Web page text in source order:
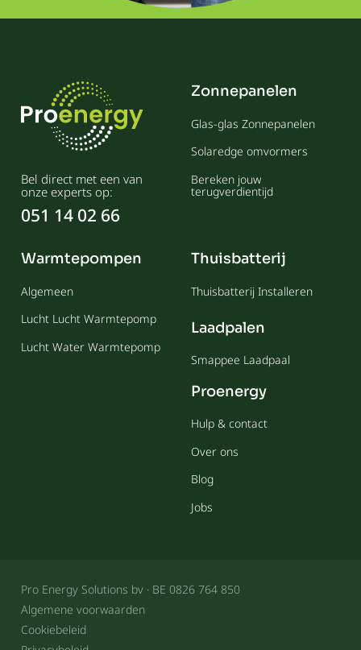
Bel direct met een van
onze experts op:
051 14 02 66
Zonnepanelen
Glas-glas Zonnepanelen
Solaredge omvormers
Bereken jouw
terugverdientijd
Warmtepompen
Algemeen
Lucht Lucht Warmtepomp
Lucht Water Warmtepomp
Thuisbatterij
Thuisbatterij Installeren
Laadpalen
Smappee Laadpaal
Proenergy
Hulp & contact
Over ons
Blog
Jobs
Pro Energy Solutions bv · BE 0826 764 850
Algemene voorwaarden
Cookiebeleid